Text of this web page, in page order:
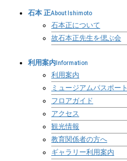
石本 正About Ishimoto
石本正について
故石本正先生を偲ぶ会
利用案内 Information
利用案内
ミュージアムパスポート
フロアガイド
アクセス
観光情報
教育関係者の方へ
ギャラリー利用案内